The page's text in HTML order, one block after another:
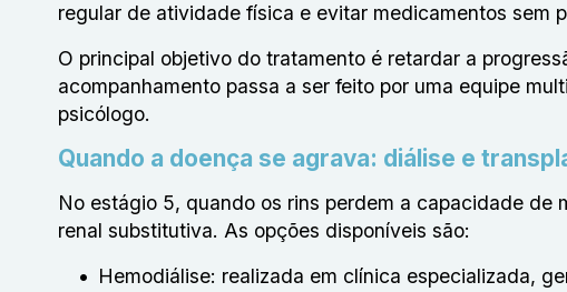
regular de atividade física e evitar medicamentos sem
O principal objetivo do tratamento é retardar a
acompanhamento passa a ser feito por uma equipe
psicólogo.
Quando a doença se agrava: diálise e
No estágio 5, quando os rins perdem a capacidade de
renal substitutiva. As opções disponíveis são:
Hemodiálise: realizada em clínica especializada,